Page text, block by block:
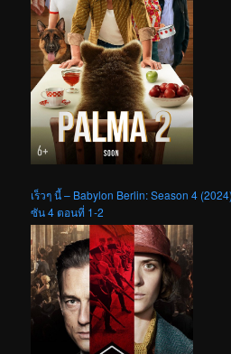
เร็วๆ นี้ – Babylon Berlin: Season 4
ซัน 4 ตอนที่ 1-2